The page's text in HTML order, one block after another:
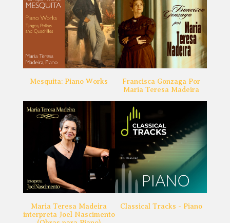
Mesquita: Piano Works
Francisca Gonzaga Por
Maria Teresa Madeira
Maria Teresa Madeira
interpreta Joel Nascimento
Classical Tracks - Piano